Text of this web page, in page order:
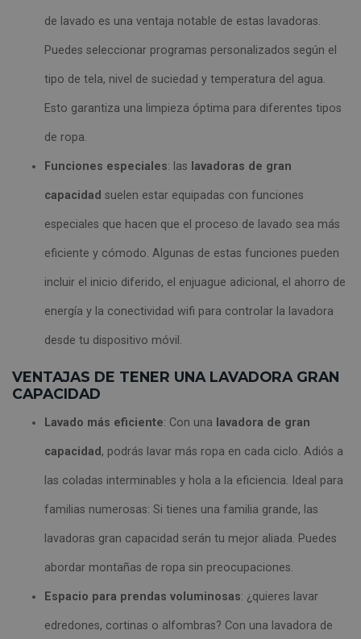
de lavado es una ventaja notable de estas lavadoras.
Puedes seleccionar programas personalizados según el
tipo de tela, nivel de suciedad y temperatura del agua.
Esto garantiza una limpieza óptima para diferentes tipos
de ropa.
Funciones especiales: las lavadoras de gran
capacidad suelen estar equipadas con funciones
especiales que hacen que el proceso de lavado sea más
eficiente y cómodo. Algunas de estas funciones pueden
incluir el inicio diferido, el enjuague adicional, el ahorro de
energía y la conectividad wifi para controlar la lavadora
desde tu dispositivo móvil.
VENTAJAS DE TENER UNA LAVADORA GRAN
CAPACIDAD
Lavado más eficiente: Con una lavadora de gran
capacidad , podrás lavar más ropa en cada ciclo. Adiós a
las coladas interminables y hola a la eficiencia. Ideal para
familias numerosas: Si tienes una familia grande, las
lavadoras gran capacidad serán tu mejor aliada. Puedes
abordar montañas de ropa sin preocupaciones.
Espacio para prendas voluminosas: ¿quieres lavar
edredones, cortinas o alfombras? Con una lavadora de